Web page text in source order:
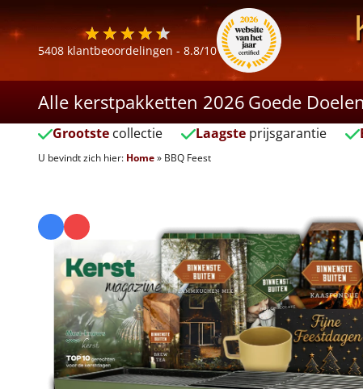
5408 klantbeoordelingen - 8.8/10
Alle kerstpakketten 2026 Goede Doelen
Grootste collectie Laagsteprijsgarantie
U bevindt zich hier: Home» BBQ Feest